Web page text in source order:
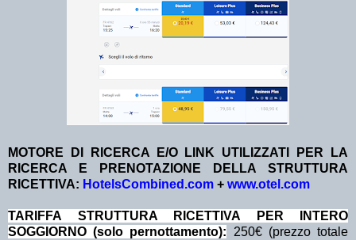
MOTORE DI RICERCA E/O LINK UTILIZZATI PER LA
RICERCA E PRENOTAZIONE DELLA STRUTTURA
RICETTIVA: HotelsCombined.com + www.otel.com
TA RIFFA STRUTTURA RICETTIVA PER INTERO
SOGGIORNO (solo pernottamento): 250€ (prezzo totale